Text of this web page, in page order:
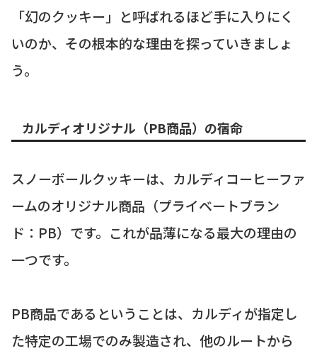
「幻のクッキー」と呼ばれるほど手に入りにく
いのか、その根本的な理由を探っていきましょ
う。
カルディオリジナル（PB商品）の宿命
スノーボールクッキーは、カルディコーヒーファ
ームのオリジナル商品（プライベートブラン
ド：PB）です。これが品薄になる最大の理由の
一つです。
PB商品であるということは、カルディが指定し
た特定の工場でのみ製造され、他のルートから